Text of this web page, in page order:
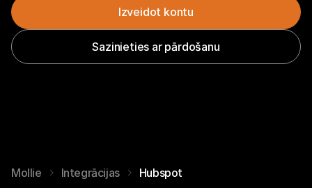
Izveidot kontu
Sazinieties ar pārdošanu
Mollie Integrācijas Hubspot